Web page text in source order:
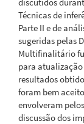
Técnicas de
Parte II e de
sugeridas pelas
Multifinalitário
para atualização
resultados
foram bem
envolveram
discussão dos